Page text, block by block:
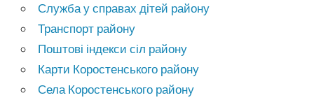
Служба у справах дітей району
Транспорт району
Поштові індекси сіл району
Карти Коростенського району
Села Коростенського району